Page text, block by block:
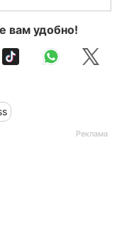
вам удобно!